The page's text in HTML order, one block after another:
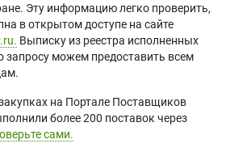
Эту информацию легко проверить,
в открытом доступе на сайте
Выписку из реестра исполненных
запросу можем предоставить всем
на Портале Поставщиков
более 200 поставок через
сами.